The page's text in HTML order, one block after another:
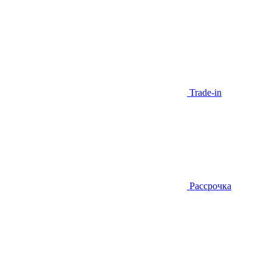
Trade-in
Рассрочка